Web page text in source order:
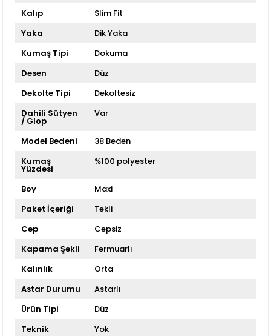
Kalıp
Slim Fit
Yaka
Dik Yaka
Kumaş Tipi
Dokuma
Desen
Düz
Dekolte Tipi
Dekoltesiz
Dahili Sütyen
/ Glop
Var
Model Bedeni
38 Beden
Kumaş
Yüzdesi
%100 polyester
Boy
Maxi
Paket İçeriği
Tekli
Cep
Cepsiz
Kapama Şekli
Fermuarlı
Kalınlık
Orta
Astar Durumu
Astarlı
Ürün Tipi
Düz
Teknik
Yok